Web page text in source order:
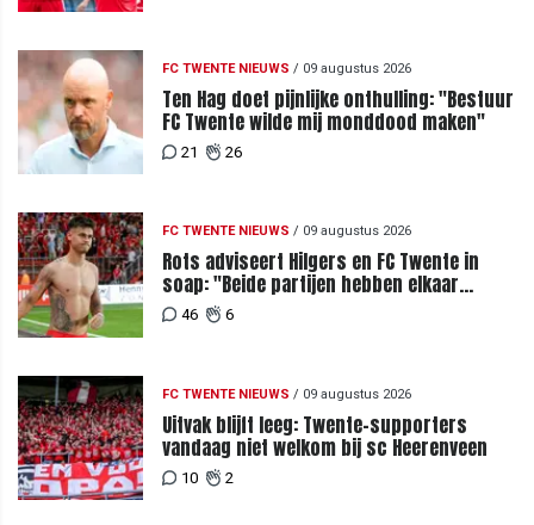
FC TWENTE NIEUWS / 09 augustus 2026
Ten Hag doet pijnlijke onthulling: "Bestuur
FC Twente wilde mij monddood maken"
21 26
FC TWENTE NIEUWS / 09 augustus 2026
Rots adviseert Hilgers en FC Twente in
soap: "Beide partijen hebben elkaar
teleurgesteld"
46 6
FC TWENTE NIEUWS / 09 augustus 2026
Uitvak blijft leeg: Twente-supporters
vandaag niet welkom bij sc Heerenveen
10 2